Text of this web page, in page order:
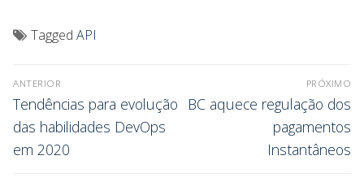
Tagged API
ANTERIOR
Tendências para evolução
das habilidades DevOps
em 2020
PRÓXIMO
BC aquece regulação dos
pagamentos
Instantâneos